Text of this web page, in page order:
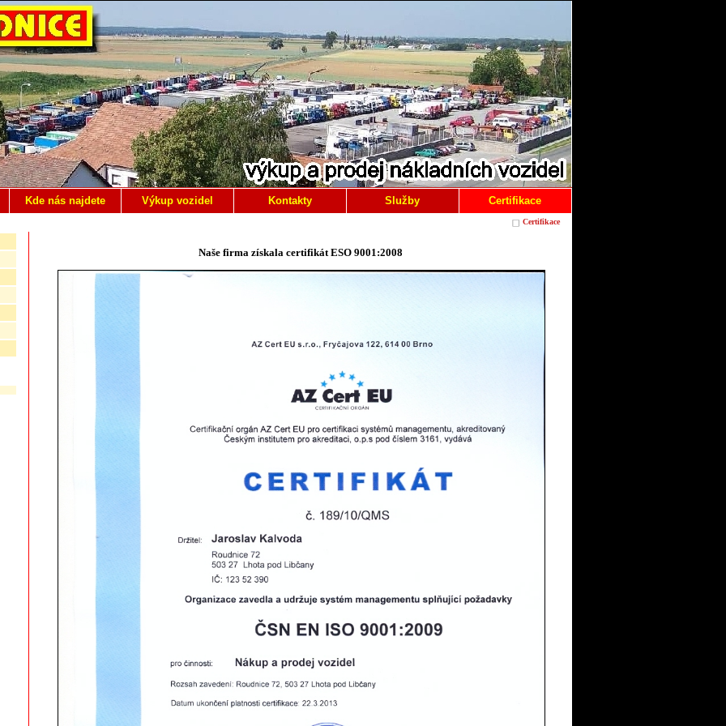
Kde nás najdete Výkup vozidel Kontakty Služby Certifikace
Certifikace
Naše firma získala certifikát ESO 9001:2008